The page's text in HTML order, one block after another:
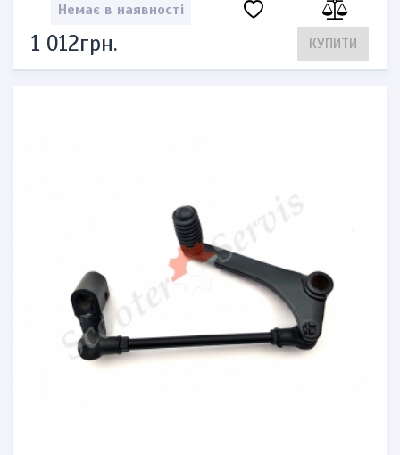
Немає в наявності
1 012грн. КУПИТИ